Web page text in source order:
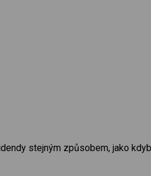
stejným způsobem, jako